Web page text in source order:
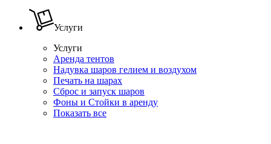
Услуги
Услуги
Аренда тентов
Надувка шаров гелием и воздухом
Печать на шарах
Сброс и запуск шаров
Фоны и Стойки в аренду
Показать все